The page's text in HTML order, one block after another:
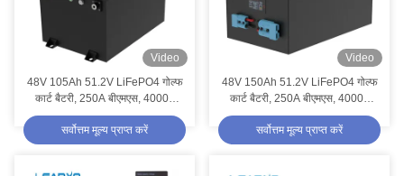
Video
48V 105Ah 51.2V LiFePO4 गोल्फ
कार्ट बैटरी, 250A बीएमएस, 4000+
चक्र लिथियम बैटरी, मैक्स 12.8kW पावर
सर्वोत्तम मूल्य प्राप्त करें
Video
48V 150Ah 51.2V LiFePO4 गोल्फ
कार्ट बैटरी, 250A बीएमएस, 4000+
चक्र लिथियम बैटरी, मैक्स 12.8kW पावर
सर्वोत्तम मूल्य प्राप्त करें